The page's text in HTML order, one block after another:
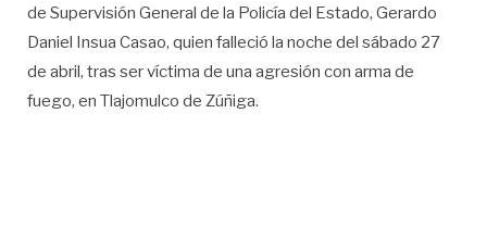
de Supervisión General de la Policía del Estado, Gerardo
Daniel Insua Casao, quien falleció la noche del sábado 27
de abril, tras ser víctima de una agresión con arma de
fuego, en Tlajomulco de Zúñiga.